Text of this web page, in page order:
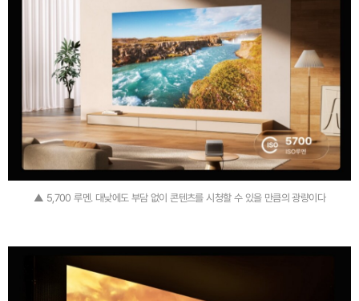
▲ 5,700 루멘. 대낮에도 부담 없이 콘텐츠를 시청할 수 있을 만큼의 광량이다